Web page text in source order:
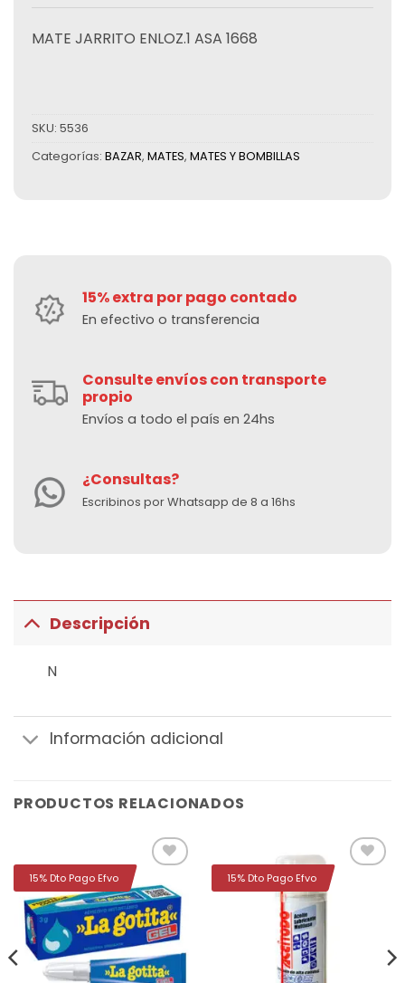
MATE JARRITO ENLOZ.1 ASA 1668
SKU: 5536
Categorías: BAZAR, MATES, MATES Y BOMBILLAS
15% extra por pago contado
En efectivo o transferencia
Consulte envíos con transporte
propio
Envíos a todo el país en 24hs
¿Consultas?
Escribinos por Whatsapp de 8 a 16hs
Descripción
N
Información adicional
PRODUCTOS RELACIONADOS
a la
lista de
deseos
15% Dto Pago Efvo 15% Dto Pago Efvo